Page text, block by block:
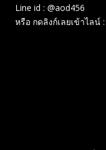
Line id : @aod456
หรือ กดลิงก์เลยเข้าไลน์ :